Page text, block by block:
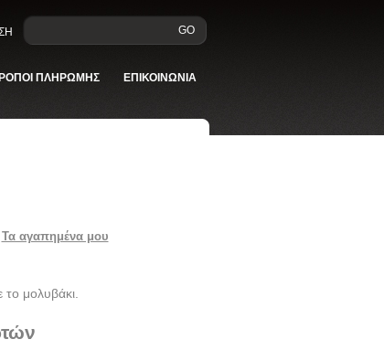
GO
ΠΛΗΡΩΜΗΣ ΕΠΙΚΟΙΝΩΝΙΑ
Τα αγαπημένα μου
μολυβάκι.